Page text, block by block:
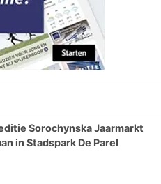
Sorochynska Jaarmarkt
in Stadspark De Parel